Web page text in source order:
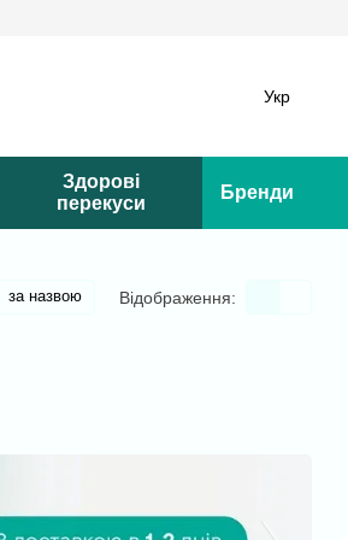
Укр
Здорові
перекуси
Бренди
за назвою Відображення: